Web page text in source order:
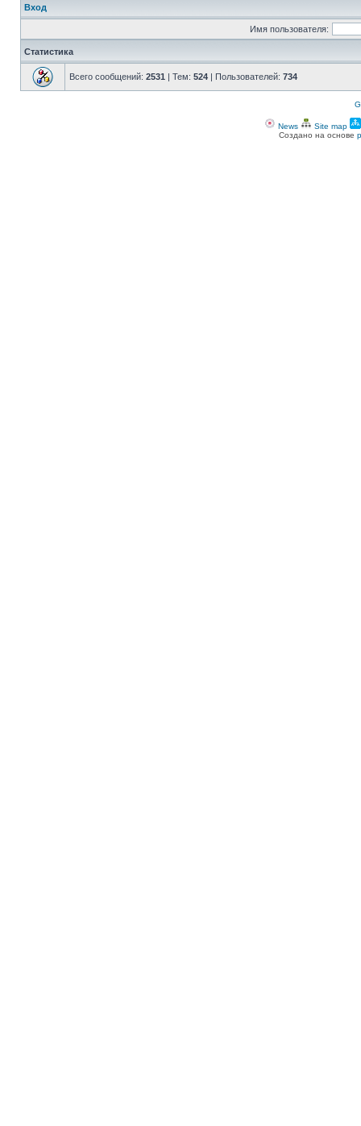
Вход
Имя пользователя:
Статистика
Всего сообщений: 2531 | Тем: 524 | Пользователей: 734
News Site map
Создано на основе